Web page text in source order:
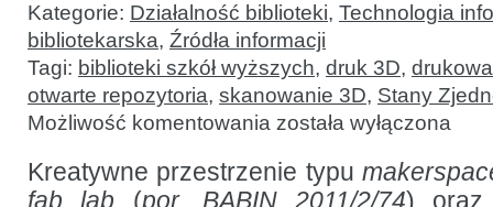
Kategorie: Działalność biblioteki, Technologia
bibliotekarska, Źródła informacji
Tagi: biblioteki szkół wyższych, druk 3D,
otwarte repozytoria, skanowanie 3D, Stany
Możliwość komentowania Usługi
drukowania
w bibliotece
akademickiej
została wyłączona
Kreatywne przestrzenie typu
fab lab (por. BABIN 2011/2/74) oraz